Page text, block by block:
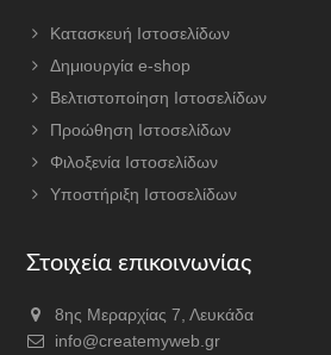
Κατασκευή Ιστοσελίδων
Δημιουργία e-shop
Βελτιστοποίηση Ιστοσελίδων
Προώθηση Ιστοσελίδων
Φιλοξενία Ιστοσελίδων
Υποστήριξη Ιστοσελίδων
Στοιχεία επικοινωνίας
8ης Μεραρχίας 7, Λευκάδα
info@createmyweb.gr